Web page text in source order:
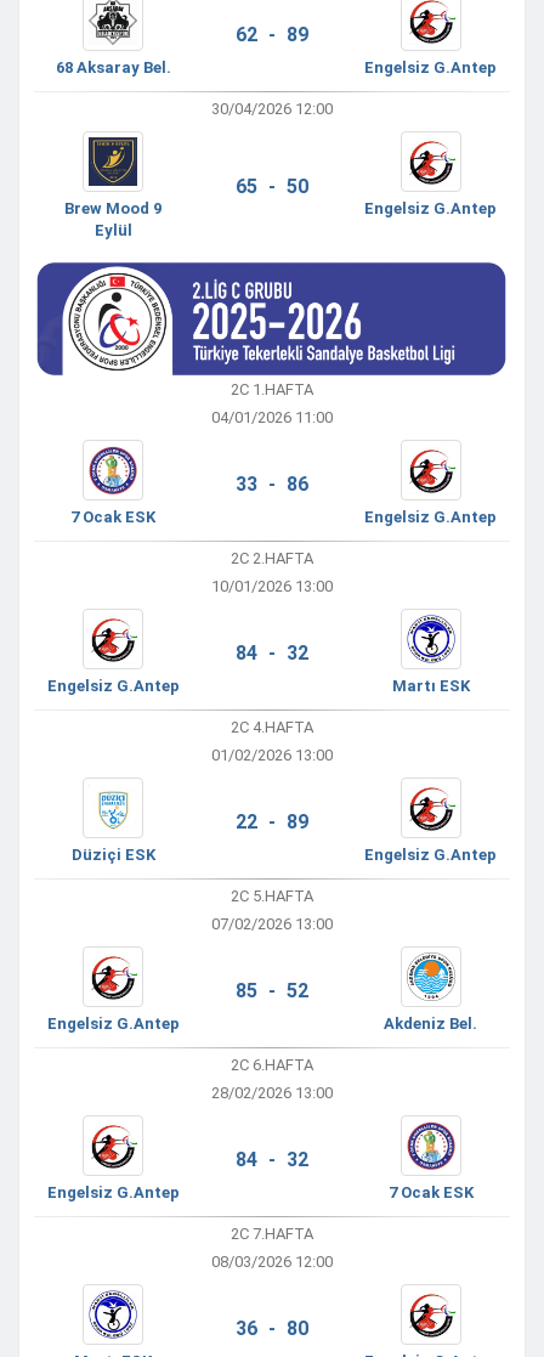
68 Aksaray Bel.
62 - 89
Engelsiz G.Antep
30/04/2026 12:00
Brew Mood 9
Eylül
65 - 50
Engelsiz G.Antep
2C 1.HAFTA
04/01/2026 11:00
7 Ocak ESK
33 - 86
Engelsiz G.Antep
2C 2.HAFTA
10/01/2026 13:00
Engelsiz G.Antep
84 - 32
Martı ESK
2C 4.HAFTA
01/02/2026 13:00
Düziçi ESK
22 - 89
Engelsiz G.Antep
2C 5.HAFTA
07/02/2026 13:00
Engelsiz G.Antep
85 - 52
Akdeniz Bel.
2C 6.HAFTA
28/02/2026 13:00
Engelsiz G.Antep
84 - 32
7 Ocak ESK
2C 7.HAFTA
08/03/2026 12:00
36 - 80